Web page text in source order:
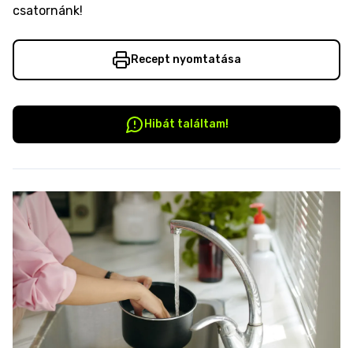
csatornánk!
Recept nyomtatása
Hibát találtam!